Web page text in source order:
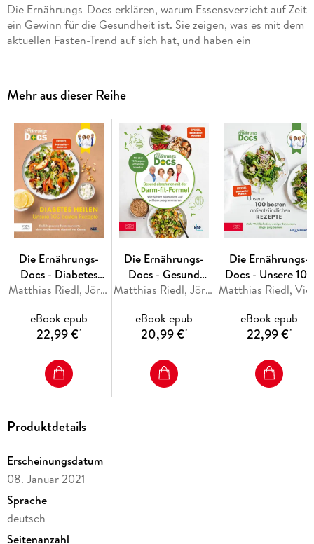
Die Ernährungs-Docs erklären, warum Essensverzicht auf Zeit
ein Gewinn für die Gesundheit ist. Sie zeigen, was es mit dem
aktuellen Fasten-Trend auf sich hat, und haben ein
und zum gesunden Abnehmen im Mittelpunkt steht. Jeder
kann selbst festlegen, wann er innerhalb von acht Stunden
seine Mahlzeiten einnimmt. Um die Esspausen gut
durchzuhalten und den Körper mit allem Wichtigen zu
versorgen, verraten die E-Docs ihre besten Ernährungstipps:
Aus ihrer umfangreichen Rezept-Sammlung kann man sich
ganz leicht das für sich passende Intervallfasten-Programm
zusammenstellen.
Das Resultat: Man wird gesünder und schlanker, fühlt sich
frischer, wacher und konzentrierter. So kann jeder von den
positiven Effekten des Teilzeit-Fastens profitieren!
Mehr aus dieser Reihe
Die Ernährungs-
Docs - Diabetes
heilen - Unsere 100
Matthias Riedl, Jörn Klasen, Silja Schäfer, Viola Andresen
eBook epub
22,99 €*
Die Ernährungs-
Docs - Gesund
abnehmen mit derMatthias Riedl, Jörn Klasen, Silja Schäfer, Viola Andresen
eBook epub
20,99 €*
Die Ernährungs-
Docs - Unsere 100
besten
Rezepte
eBook epub
22,99 €*
Produktdetails
Erscheinungsdatum
08. Januar 2021
Sprache
deutsch
Seitenanzahl